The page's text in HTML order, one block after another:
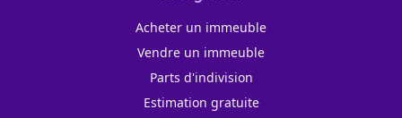
Acheter un immeuble
Vendre un immeuble
Parts d'indivision
Estimation gratuite